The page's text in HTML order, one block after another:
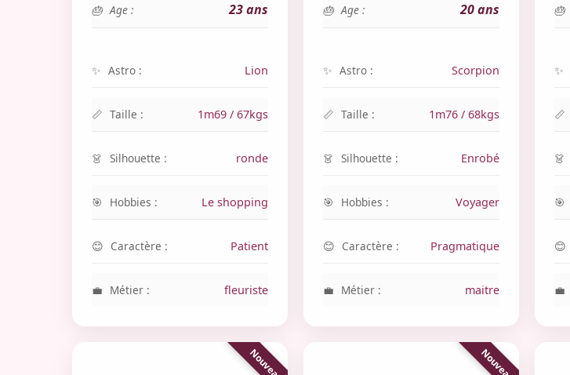
Age : 23 ans
Astro : Lion
Taille : 1m69 / 67kgs
Silhouette : ronde
Hobbies : Le shopping
Caractère : Patient
Métier : fleuriste
Age : 20 ans
Astro : Scorpion
Taille : 1m76 / 68kgs
Silhouette : Enrobé
Hobbies : Voyager
Caractère : Pragmatique
Métier : maitre